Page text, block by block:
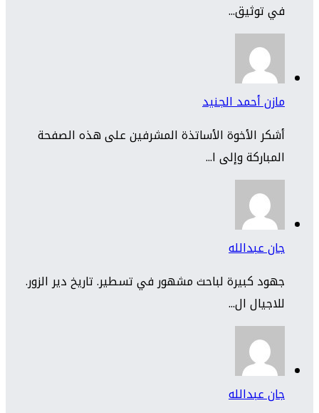
في توثيق...
مازن أحمد الجنيد
أشكر الأخوة الأساتذة المشرفين على هذه الصفحة
المباركة وإلى ا...
جان عبدالله
جهود كبيرة لباحث مشهور في تسطير. تاريخ دير الزور.
للاجيال ال...
جان عبدالله